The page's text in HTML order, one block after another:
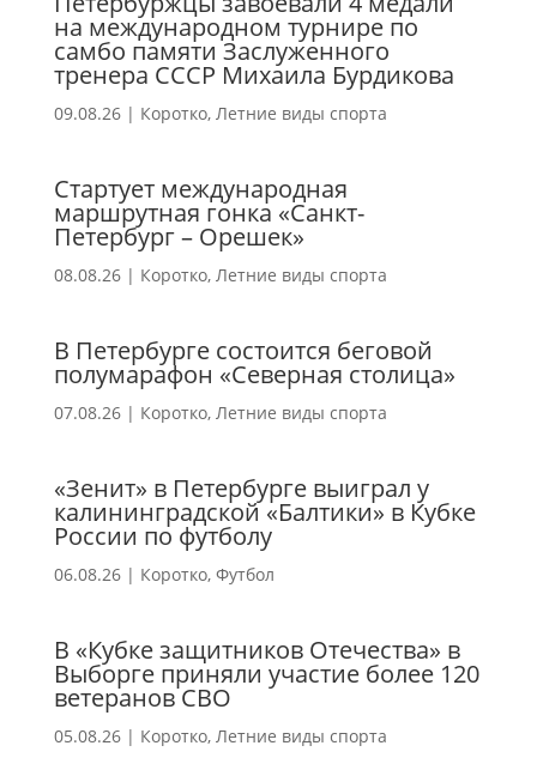
на международном турнире по
самбо памяти Заслуженного
тренера СССР Михаила Бурдикова
09.08.26| Коротко, Летние виды спорта
Стартует международная
маршрутная гонка «Санкт-
Петербург – Орешек»
08.08.26| Коротко, Летние виды спорта
В Петербурге состоится беговой
полумарафон «Северная столица»
07.08.26| Коротко, Летние виды спорта
«Зенит» в Петербурге выиграл у
калининградской «Балтики» в Кубке
России по футболу
06.08.26| Коротко, Футбол
В «Кубке защитников Отечества» в
Выборге приняли участие более 120
ветеранов СВО
05.08.26| Коротко, Летние виды спорта